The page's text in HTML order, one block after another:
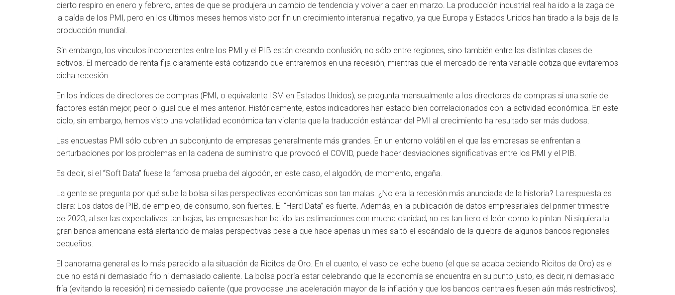
cierto respiro en enero y febrero, antes de que se produjera un cambio de tendencia y volver a caer en marzo. La producción industrial real ha ido a la zaga de
la caída de los PMI, pero en los últimos meses hemos visto por fin un crecimiento interanual negativo, ya que Europa y Estados Unidos han tirado a la baja de la
producción mundial.
Sin embargo, los vínculos incoherentes entre los PMI y el PIB están creando confusión, no sólo entre regiones, sino también entre las distintas clases de
activos. El mercado de renta fija claramente está cotizando que entraremos en una recesión, mientras que el mercado de renta variable cotiza que evitaremos
dicha recesión.
En los índices de directores de compras (PMI, o equivalente ISM en Estados Unidos), se pregunta mensualmente a los directores de compras si una serie de
factores están mejor, peor o igual que el mes anterior. Históricamente, estos indicadores han estado bien correlacionados con la actividad económica. En este
ciclo, sin embargo, hemos visto una volatilidad económica tan violenta que la traducción estándar del PMI al crecimiento ha resultado ser más dudosa.
Las encuestas PMI sólo cubren un subconjunto de empresas generalmente más grandes. En un entorno volátil en el que las empresas se enfrentan a
perturbaciones por los problemas en la cadena de suministro que provocó el COVID, puede haber desviaciones significativas entre los PMI y el PIB.
Es decir, si el “Soft Data” fuese la famosa prueba del algodón, en este caso, el algodón, de momento, engaña.
La gente se pregunta por qué sube la bolsa si las perspectivas económicas son tan malas. ¿No era la recesión más anunciada de la historia? La respuesta es
clara: Los datos de PIB, de empleo, de consumo, son fuertes. El “Hard Data” es fuerte. Además, en la publicación de datos empresariales del primer trimestre
de 2023, al ser las expectativas tan bajas, las empresas han batido las estimaciones con mucha claridad, no es tan fiero el león como lo pintan. Ni siquiera la
gran banca americana está alertando de malas perspectivas pese a que hace apenas un mes saltó el escándalo de la quiebra de algunos bancos regionales
pequeños.
El panorama general es lo más parecido a la situación de Ricitos de Oro. En el cuento, el vaso de leche bueno (el que se acaba bebiendo Ricitos de Oro) es el
que no está ni demasiado frío ni demasiado caliente. La bolsa podría estar celebrando que la economía se encuentra en su punto justo, es decir, ni demasiado
fría (evitando la recesión) ni demasiado caliente (que provocase una aceleración mayor de la inflación y que los bancos centrales fuesen aún más restrictivos).